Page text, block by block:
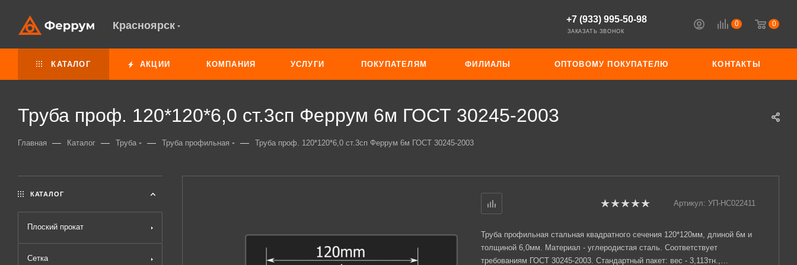
Красноярск 0 0
+7 (933) 995-50-98
ЗАКАЗАТЬ ЗВОНОК
КАТАЛОГ АКЦИИ КОМПАНИЯ УСЛУГИ ПОКУПАТЕЛЯМ ФИЛИАЛЫ ОПТОВОМУ ПОКУПАТЕЛЮ КОНТАКТЫ
Труба проф. 120*120*6,0 ст.3сп Феррум 6м ГОСТ 30245-2003
Главная — Каталог — Труба — Труба профильная — Труба проф. 120*120*6,0 ст.3сп Феррум 6м ГОСТ 30245-2003
Артикул: УП-НС022411
Труба профильная стальная квадратного сечения 120*120мм, длиной 6м и
толщиной 6,0мм. Материал - углеродистая сталь. Соответствует
требованиям ГОСТ 30245-2003. Стандартный пакет: вес - 3,113тн.,
КАТАЛОГ
Плоский прокат
Сетка